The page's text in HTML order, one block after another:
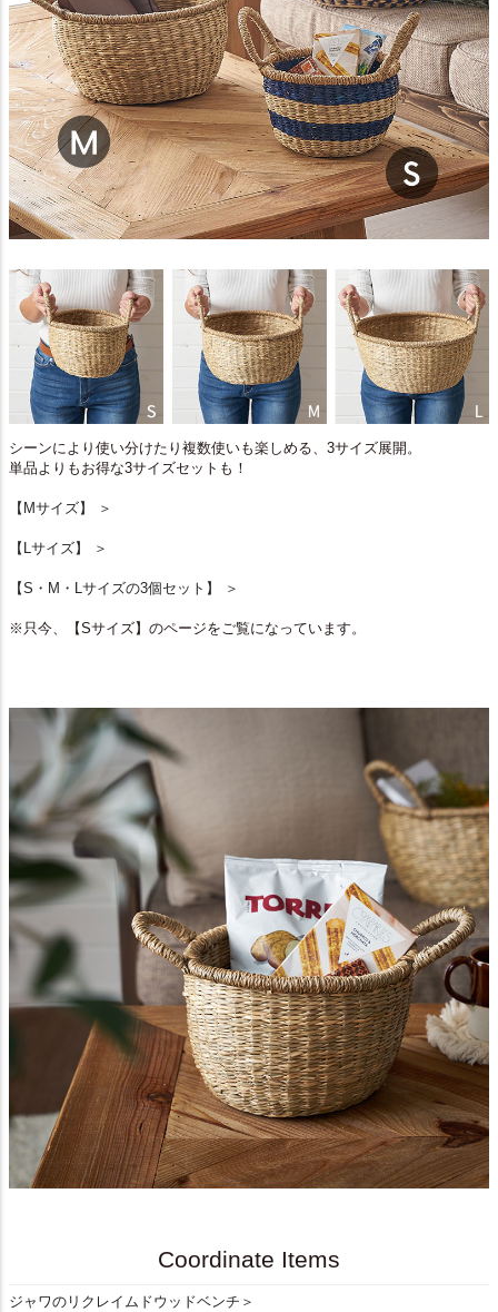
シーンにより使い分けたり複数使いも楽しめる、3サイズ展開。
単品よりもお得な3サイズセットも！
【Mサイズ】 ＞
【Lサイズ】 ＞
【S・M・Lサイズの3個セット】 ＞
※只今、【Sサイズ】のページをご覧になっています。
Coordinate Items
ジャワのリクレイムドウッドベンチ＞